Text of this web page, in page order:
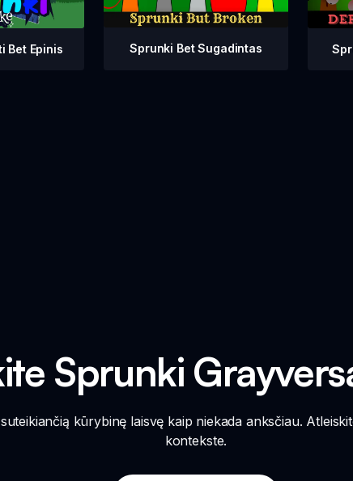
Bet Epinis Sprunki Bet Sugadintas
Sprunki
kūrybinę laisvę kaip niekada anksčiau.
kontekste.